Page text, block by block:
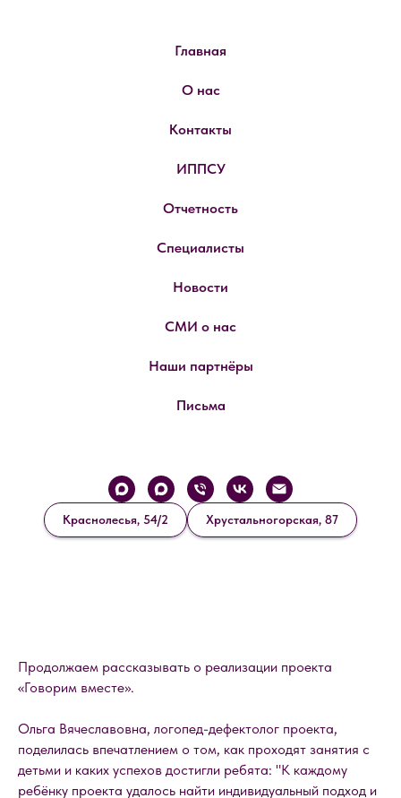
Главная
О нас
Контакты
ИППСУ
Отчетность
Специалисты
Новости
СМИ о нас
Наши партнёры
Письма
Краснолесья, 54/2 Хрустальногорская, 87
Продолжаем рассказывать о реализации проекта
«Говорим вместе».
Ольга Вячеславовна, логопед-дефектолог проекта,
поделилась впечатлением о том, как проходят занятия с
детьми и каких успехов достигли ребята: "К каждому
ребёнку проекта удалось найти индивидуальный подход и